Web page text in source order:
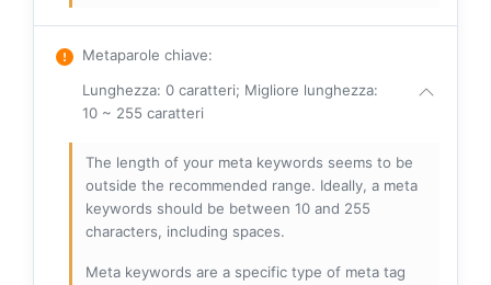
Metaparole chiave:
Lunghezza: 0 caratteri; Migliore lunghezza:
10 ~ 255 caratteri
The length of your meta keywords seems to be
outside the recommended range. Ideally, a meta
keywords should be between 10 and 255
characters, including spaces.
Meta keywords are a specific type of meta tag